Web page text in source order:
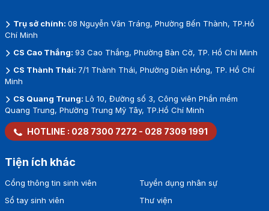
Trụ sở chính: 08 Nguyễn Văn Tráng, Phường Bến Thành, TP.Hồ
Chí Minh
CS Cao Thắng: 93 Cao Thắng, Phường Bàn Cờ, TP. Hồ Chí Minh
CS Thành Thái: 7/1 Thành Thái, Phường Diên Hồng, TP. Hồ Chí
Minh
CS Quang Trung: Lô 10, Đường số 3, Công viên Phần mềm
Quang Trung, Phường Trung Mỹ Tây, TP.Hồ Chí Minh
HOTLINE : 028 7300 7272 - 028 7309 1991
Tiện ích khác
Cổng thông tin sinh viên
Sổ tay sinh viên
Tuyển dụng nhân sự
Thư viện